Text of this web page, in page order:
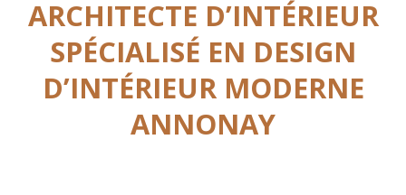
ARCHITECTE D’INTÉRIEUR
SPÉCIALISÉ EN DESIGN
D’INTÉRIEUR MODERNE
ANNONAY